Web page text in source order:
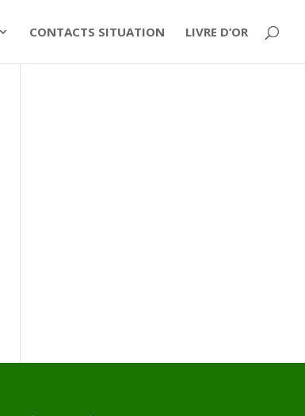
CONTACTS SITUATION LIVRE D’OR